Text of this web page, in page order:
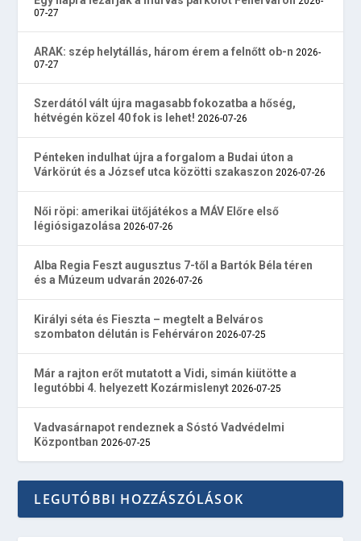
07-27
ARAK: szép helytállás, három érem a felnőtt ob-n 2026-
07-27
Szerdától vált újra magasabb fokozatba a hőség,
hétvégén közel 40 fok is lehet! 2026-07-26
Pénteken indulhat újra a forgalom a Budai úton a
Várkörút és a József utca közötti szakaszon 2026-07-26
Női röpi: amerikai ütőjátékos a MÁV Előre első
légiósigazolása 2026-07-26
Alba Regia Feszt augusztus 7-től a Bartók Béla téren
és a Múzeum udvarán 2026-07-26
Királyi séta és Fieszta – megtelt a Belváros
szombaton délután is Fehérváron 2026-07-25
Már a rajton erőt mutatott a Vidi, simán kiütötte a
legutóbbi 4. helyezett Kozármislenyt 2026-07-25
Vadvasárnapot rendeznek a Sóstó Vadvédelmi
Központban 2026-07-25
LEGUTÓBBI HOZZÁSZÓLÁSOK